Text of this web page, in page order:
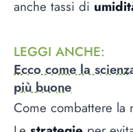
anche tassi di
LEGGI ANCHE:
Ecco come la
più buone
Come combattere la